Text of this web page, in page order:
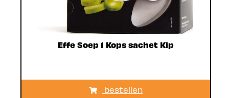
Effe Soep 1 Kops sachet Kip
bestellen